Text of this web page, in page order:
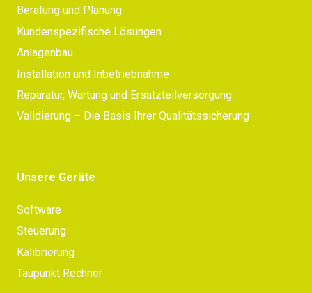
Beratung und Planung
Kundenspezifische Lösungen
Anlagenbau
Installation und Inbetriebnahme
Reparatur, Wartung und Ersatzteilversorgung
Validierung – Die Basis Ihrer Qualitätssicherung
Unsere Geräte
Software
Steuerung
Kalibrierung
Taupunkt Rechner